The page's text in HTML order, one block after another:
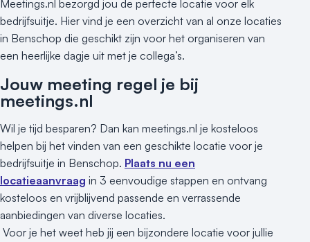
Kasteel en landgoed
Kleine / intieme locatie
Locaties aan zee
Theater
Varende locatie
Meetings.nl bezorgd jou de perfecte locatie voor elk
bedrijfsuitje. Hier vind je een overzicht van al onze locaties
in Benschop die geschikt zijn voor het organiseren van
een heerlijke dagje uit met je collega’s.
Jouw meeting regel je bij
meetings.nl
Wil je tijd besparen? Dan kan meetings.nl je kosteloos
helpen bij het vinden van een geschikte locatie voor je
bedrijfsuitje in Benschop. Plaats nu een
locatieaanvraag in 3 eenvoudige stappen en ontvang
kosteloos en vrijblijvend passende en verrassende
aanbiedingen van diverse locaties.
Voor je het weet heb jij een bijzondere locatie voor jullie